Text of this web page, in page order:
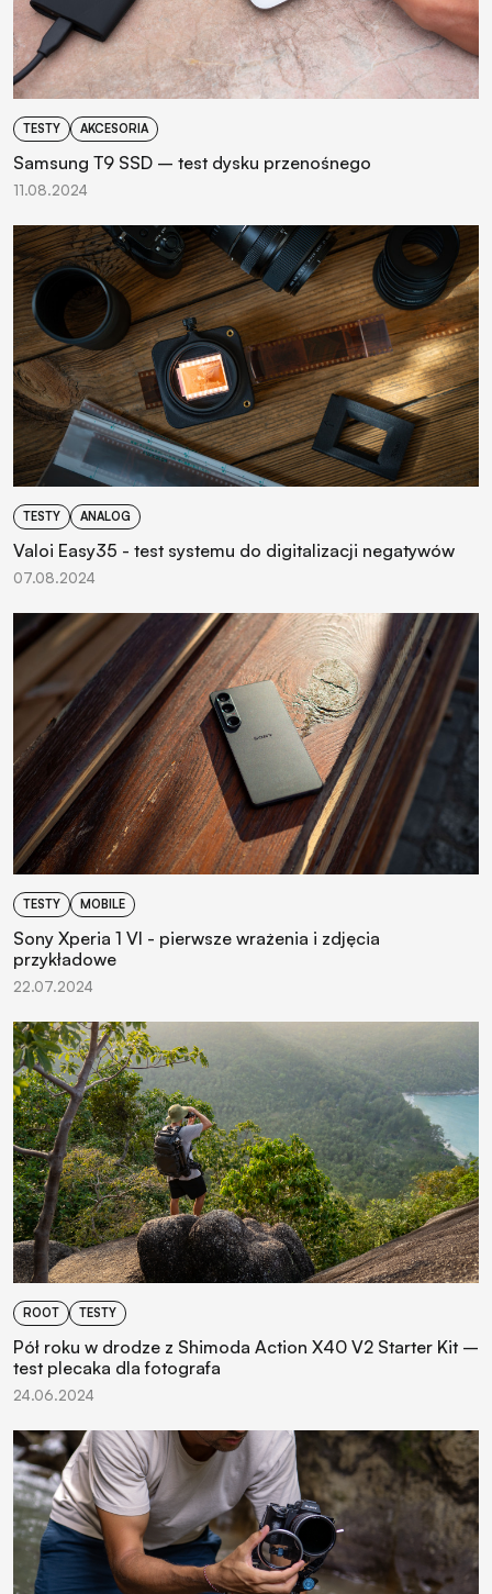
TESTY AKCESORIA
Samsung T9 SSD – test dysku przenośnego
11.08.2024
TESTY ANALOG
Valoi Easy35 - test systemu do digitalizacji negatywów
07.08.2024
TESTY MOBILE
Sony Xperia 1 VI - pierwsze wrażenia i zdjęcia
przykładowe
22.07.2024
ROOT TESTY
Pół roku w drodze z Shimoda Action X40 V2 Starter Kit –
test plecaka dla fotografa
24.06.2024